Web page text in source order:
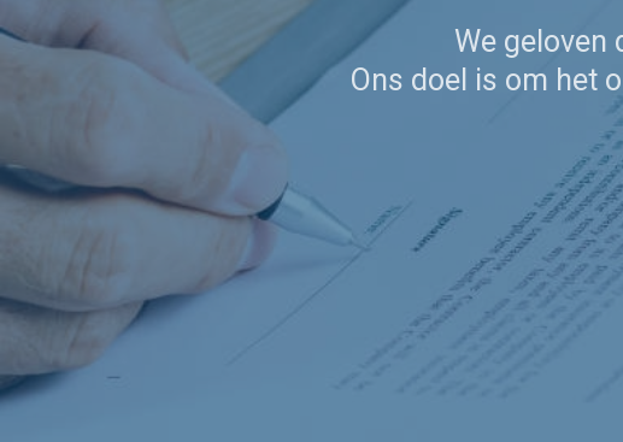
We geloven
Ons doel is om het